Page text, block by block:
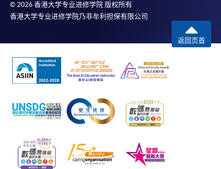
相關指示完成報名。
付款方法
(WeChat Pay) 或支付寶(Alipay)
申請人可親臨學院任何一所報名中心，以現金、「易
（Alipay） 繳付學費。
2. 支票或銀行本票
© 2026 香港大学专业进修学院 版权所有
香港大学专业进修学院乃非牟利担保有限公司
返回页首